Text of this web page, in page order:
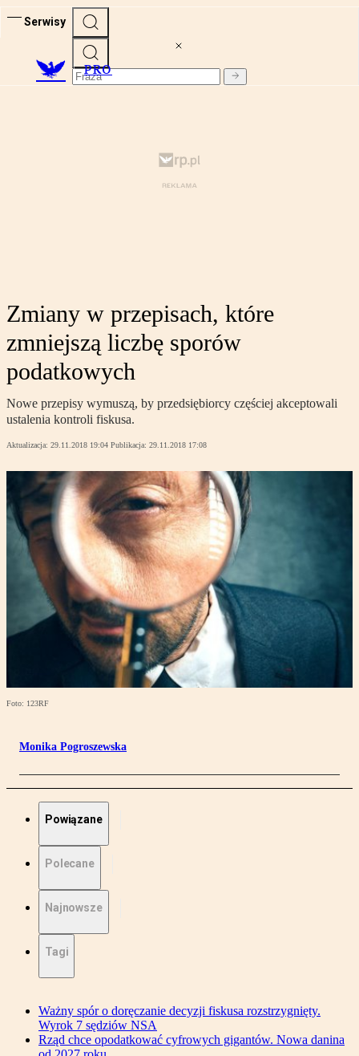
Serwisy
PRO
Zmiany w przepisach, które
zmniejszą liczbę sporów
podatkowych
Nowe przepisy wymuszą, by przedsiębiorcy częściej akceptowali
ustalenia kontroli fiskusa.
Aktualizacja: 29.11.2018 19:04 Publikacja: 29.11.2018 17:08
Foto: 123RF
Monika Pogroszewska
Powiązane
Polecane
Najnowsze
Tagi
Ważny spór o doręczanie decyzji fiskusa rozstrzygnięty.
Wyrok 7 sędziów NSA
Rząd chce opodatkować cyfrowych gigantów. Nowa danina